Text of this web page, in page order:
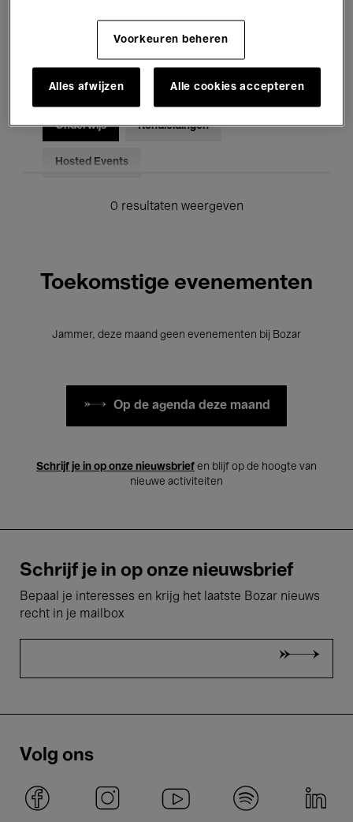
Voor iedereen Kids’ Palace
Onderwijs Rondleidingen
Hosted Events
0 resultaten weergeven
Toekomstige evenementen
Jammer, deze maand geen evenementen bij Bozar
Op de agenda deze maand
Schrijf je in op onze nieuwsbrief en blijf op de hoogte van
nieuwe activiteiten
Schrijf je in op onze nieuwsbrief
Bepaal je interesses en krijg het laatste Bozar nieuws
recht in je mailbox
Volg ons
Voorkeuren beheren
Alles afwijzen Alle cookies accepteren